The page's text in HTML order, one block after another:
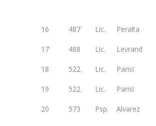
16 487 Lic. Peralta
17 488 Lic. Levrand
18 522 Lic. Parisi
19 522 Lic. Parisi
20 573 Psp. Alvarez